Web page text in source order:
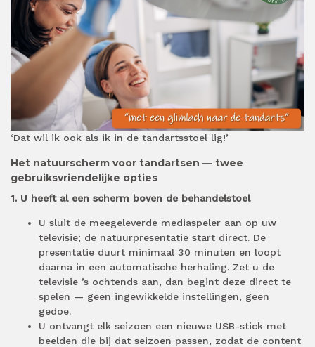
‘Dat wil ik ook als ik in de tandartsstoel lig!’
Het natuurscherm voor tandartsen — twee
gebruiksvriendelijke opties
1. U heeft al een scherm boven de behandelstoel
U sluit de meegeleverde mediaspeler aan op uw
televisie; de natuurpresentatie start direct. De
presentatie duurt minimaal 30 minuten en loopt
daarna in een automatische herhaling. Zet u de
televisie ’s ochtends aan, dan begint deze direct te
spelen — geen ingewikkelde instellingen, geen
gedoe.
U ontvangt elk seizoen een nieuwe USB-stick met
beelden die bij dat seizoen passen, zodat de content